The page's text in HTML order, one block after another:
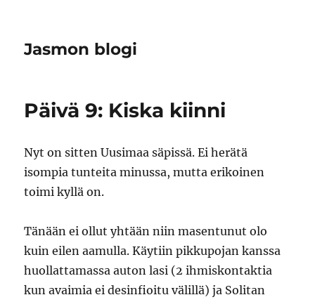
Jasmon blogi
Päivä 9: Kiska kiinni
Nyt on sitten Uusimaa säpissä. Ei herätä
isompia tunteita minussa, mutta erikoinen
toimi kyllä on.
Tänään ei ollut yhtään niin masentunut olo
kuin eilen aamulla. Käytiin pikkupojan kanssa
huollattamassa auton lasi (2 ihmiskontaktia
kun avaimia ei desinfioitu välillä) ja Solitan